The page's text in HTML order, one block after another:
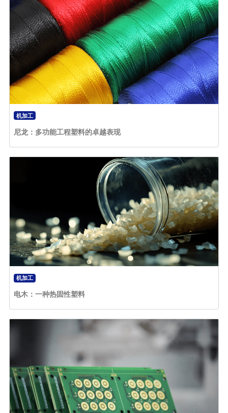
机加工
尼龙：多功能工程塑料的卓越表现
机加工
电木：一种热固性塑料